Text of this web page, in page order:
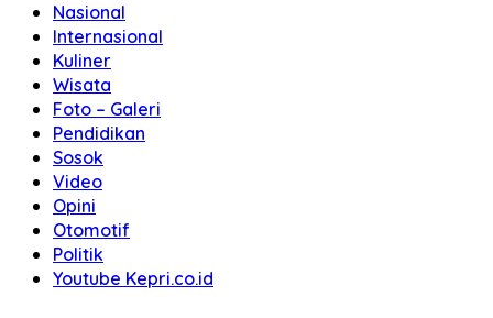
Nasional
Internasional
Kuliner
Wisata
Foto – Galeri
Pendidikan
Sosok
Video
Opini
Otomotif
Politik
Youtube Kepri.co.id